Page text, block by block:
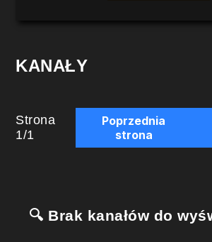
KANAŁY
Strona
1/1
Poprzednia
strona
🔍 Brak kanałów do